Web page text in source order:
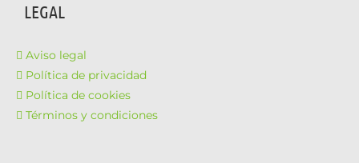
LEGAL
Aviso legal
Política de privacidad
Política de cookies
Términos y condiciones